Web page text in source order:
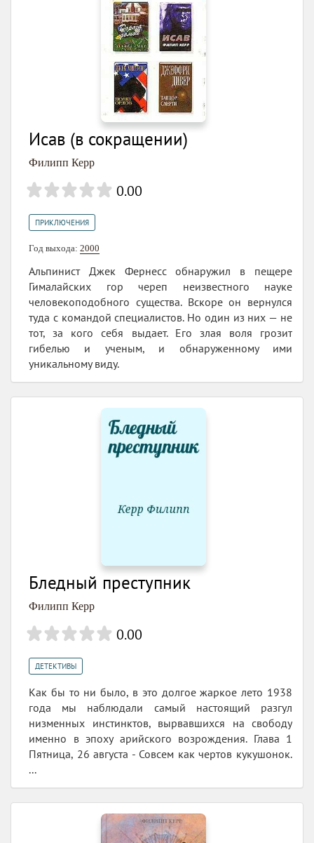
Исав (в сокращении)
Филипп Керр
0.00
ПРИКЛЮЧЕНИЯ
Год выхода: 2000
Альпинист Джек Фернесс обнаружил в пещере
Гималайских гор череп неизвестного науке
человекоподобного существа. Вскоре он вернулся
туда с командой специалистов. Но один из них — не
тот, за кого себя выдает. Его злая воля грозит
гибелью и ученым, и обнаруженному ими
уникальному виду.
Бледный преступник
Филипп Керр
0.00
ДЕТЕКТИВЫ
Как бы то ни было, в это долгое жаркое лето 1938
года мы наблюдали самый настоящий разгул
низменных инстинктов, вырвавшихся на свободу
именно в эпоху арийского возрождения. Глава 1
Пятница, 26 августа - Совсем как чертов кукушонок.
...